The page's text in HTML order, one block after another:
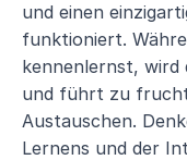
und einen
funktioniert.
kennenlernst, wird
und führt zu
Austauschen.
Lernens und der